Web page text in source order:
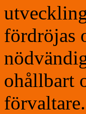
fördröjas
ohållbart
förvaltare.